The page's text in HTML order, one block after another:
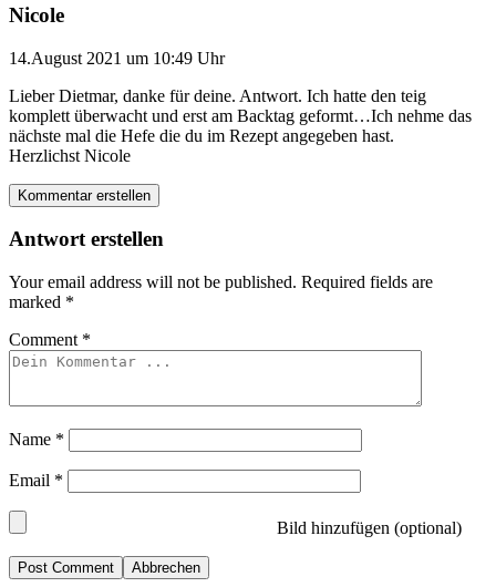
Nicole
14.August 2021 um 10:49 Uhr
Lieber Dietmar, danke für deine. Antwort. Ich hatte den teig
komplett überwacht und erst am Backtag geformt…Ich nehme das
nächste mal die Hefe die du im Rezept angegeben hast.
Herzlichst Nicole
Kommentar erstellen
Antwort erstellen
Your email address will not be published. Required fields are
marked *
Comment *
Name *
Email *
Bild hinzufügen (optional)
Abbrechen